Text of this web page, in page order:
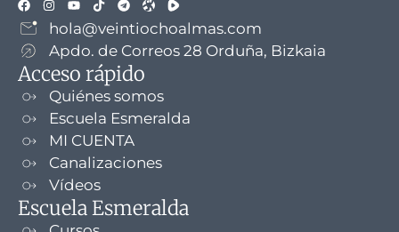
hola@veintiochoalmas.com
Apdo. de Correos 28 Orduña, Bizkaia
Acceso rápido
Quiénes somos
Escuela Esmeralda
MI CUENTA
Canalizaciones
Vídeos
Escuela Esmeralda